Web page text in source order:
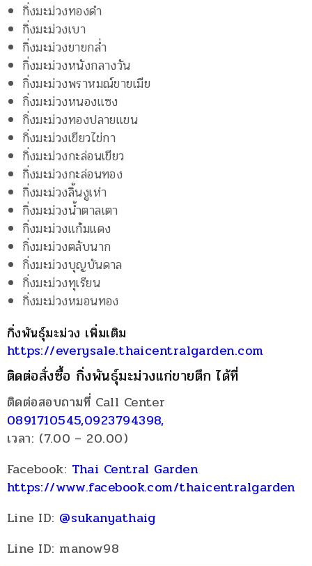
กิ่งมะม่วงทองดำ
กิ่งมะม่วงเบา
กิ่งมะม่วงยายกล่ำ
กิ่งมะม่วงหนังกลางวัน
กิ่งมะม่วงพราหมณ์ขายเมีย
กิ่งมะม่วงหนองแซง
กิ่งมะม่วงทองปลายแขน
กิ่งมะม่วงเขียวไข่กา
กิ่งมะม่วงกะล่อนเขียว
กิ่งมะม่วงกะล่อนทอง
กิ่งมะม่วงลิ้นงูเห่า
กิ่งมะม่วงน้ำตาลเตา
กิ่งมะม่วงแก้มแดง
กิ่งมะม่วงตลับนาก
กิ่งมะม่วงบุญบันดาล
กิ่งมะม่วงทุเรียน
กิ่งมะม่วงหมอนทอง
กิ่งพันธุ์มะม่วง เพิ่มเติม
https://everysale.thaicentralgarden.com
ติดต่อสั่งซื้อ กิ่งพันธุ์มะม่วงแก่ขายตึก ได้ที่
ติดต่อสอบถามที่ Call Center
0891710545,0923794398,
เวลา: (7.00 – 20.00)
Facebook: Thai Central Garden
https://www.facebook.com/thaicentralgarden
Line ID: @sukanyathaig
Line ID: manow98